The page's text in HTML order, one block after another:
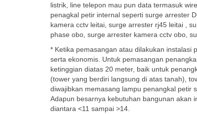
listrik, line telepon mau pun data termasuk
penagkal petir internal seperti surge arrester
kamera cctv leitai, surge arrester rj45 leitai ,
phase obo, surge arrester kamera cctv obo,
* Ketika pemasangan atau dilakukan instalasi
serta ekonomis. Untuk pemasangan
ketinggian diatas 20 meter, baik untuk
(tower yang berdiri langsung di atas tanah),
diwajibkan memasang lampu penangkal petir
Adapun besarnya kebutuhan bangunan akan
diantara <11 sampai >14.